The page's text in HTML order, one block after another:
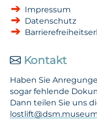
Impressum
Datenschutz
Kontakt
Haben Sie
sogar fehlende
Dann teilen Sie uns